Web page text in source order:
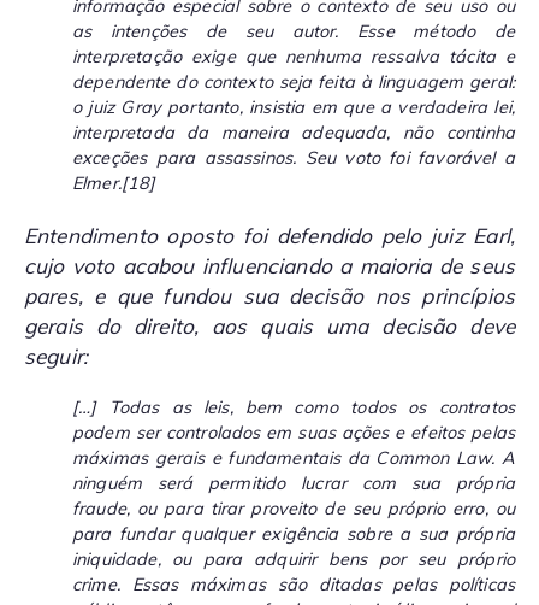
informação especial sobre o contexto de seu uso ou
as intenções de seu autor. Esse método de
interpretação exige que nenhuma ressalva tácita e
dependente do contexto seja feita à linguagem geral:
o juiz Gray portanto, insistia em que a verdadeira lei,
interpretada da maneira adequada, não continha
exceções para assassinos. Seu voto foi favorável a
Elmer.[18]
Entendimento oposto foi defendido pelo juiz Earl,
cujo voto acabou influenciando a maioria de seus
pares, e que fundou sua decisão nos princípios
gerais do direito, aos quais uma decisão deve
seguir:
[…] Todas as leis, bem como todos os contratos
podem ser controlados em suas ações e efeitos pelas
máximas gerais e fundamentais da Common Law. A
ninguém será permitido lucrar com sua própria
fraude, ou para tirar proveito de seu próprio erro, ou
para fundar qualquer exigência sobre a sua própria
iniquidade, ou para adquirir bens por seu próprio
crime. Essas máximas são ditadas pelas políticas